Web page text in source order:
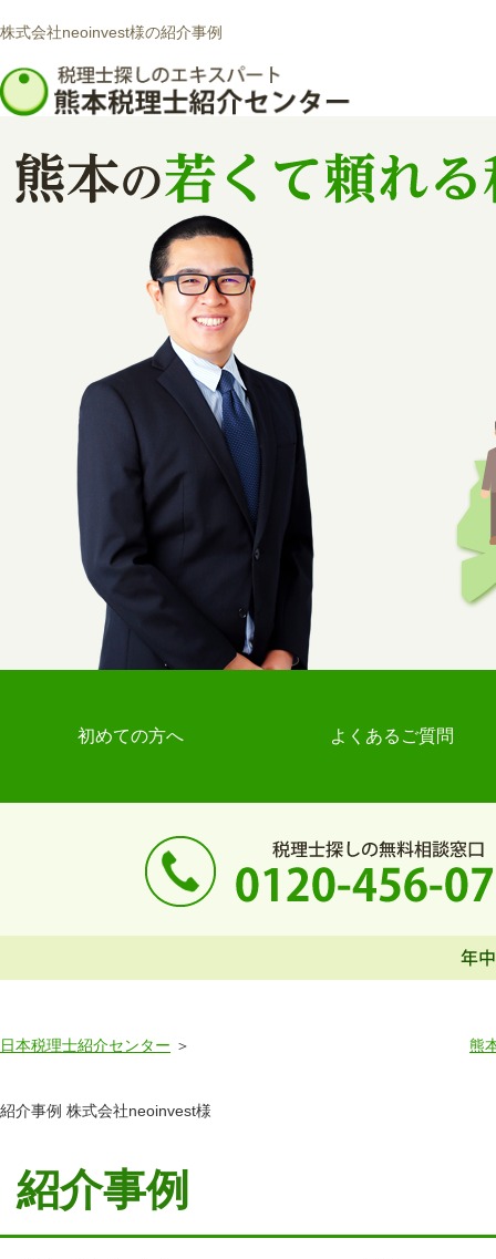
株式会社neoinvest様の紹介事例
初めての方へ よくあるご質問
日本税理士紹介センター 熊
紹介事例 株式会社neoinvest様
紹介事例